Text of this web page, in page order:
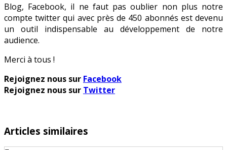
Blog, Facebook, il ne faut pas oublier non plus notre
compte twitter qui avec près de 450 abonnés est devenu
un outil indispensable au développement de notre
audience.
Merci à tous !
Rejoignez nous sur Facebook
Rejoignez nous sur Twitter
Articles similaires